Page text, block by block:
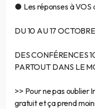
● Les réponses à VOS
DU 10 AU 17
DES CONFÉRENCES
PARTOUT DANS LE
>> Pour ne pas oublier
gratuit et ça prend